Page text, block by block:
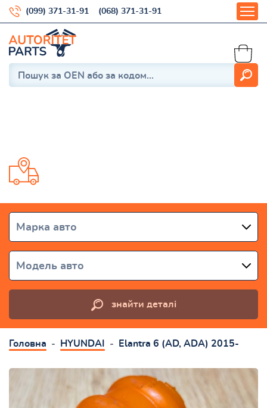
(099) 371-31-91 (068) 371-31-91
Марка авто
Модель авто
знайти деталі
Головна HYUNDAI Elantra 6 (AD, ADA) 2015-